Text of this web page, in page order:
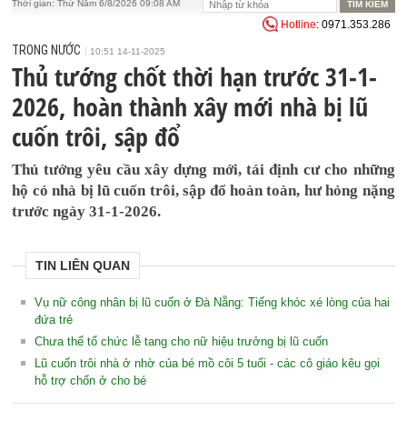
Thời gian:Thứ Năm 6/8/2026 09:08 AM
Hotline: 0971.353.286
TRONG NƯỚC 10:51 14-11-2025
Thủ tướng chốt thời hạn trước 31-1-
2026, hoàn thành xây mới nhà bị lũ
cuốn trôi, sập đổ
Thủ tướng yêu cầu xây dựng mới, tái định cư cho những
hộ có nhà bị lũ cuốn trôi, sập đổ hoàn toàn, hư hỏng nặng
trước ngày 31-1-2026.
TIN LIÊN QUAN
Vụ nữ công nhân bị lũ cuốn ở Đà Nẵng: Tiếng khóc xé lòng của hai
đứa trẻ
Chưa thể tổ chức lễ tang cho nữ hiệu trưởng bị lũ cuốn
Lũ cuốn trôi nhà ở nhờ của bé mồ côi 5 tuổi - các cô giáo kêu gọi
hỗ trợ chốn ở cho bé